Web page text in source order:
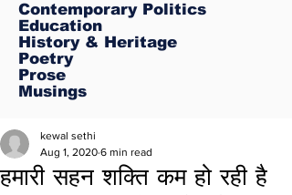
Contemporary Politics
Education
History & Heritage
Poetry
Prose
Musings
हमारी सहन शक्ति कम हो रही है
kewal sethi
Aug 1, 2020 6 min read